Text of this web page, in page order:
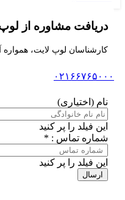
دریافت مشاوره از
کارشناسان لوپ لایت، همواره
۰۲۱۶۶۷۶۵۰۰۰
نام (اختیاری)
این فیلد را پر کنید
شماره تماس : *
این فیلد را پر کنید
ارسال